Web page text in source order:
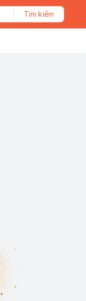
Tìm kiếm